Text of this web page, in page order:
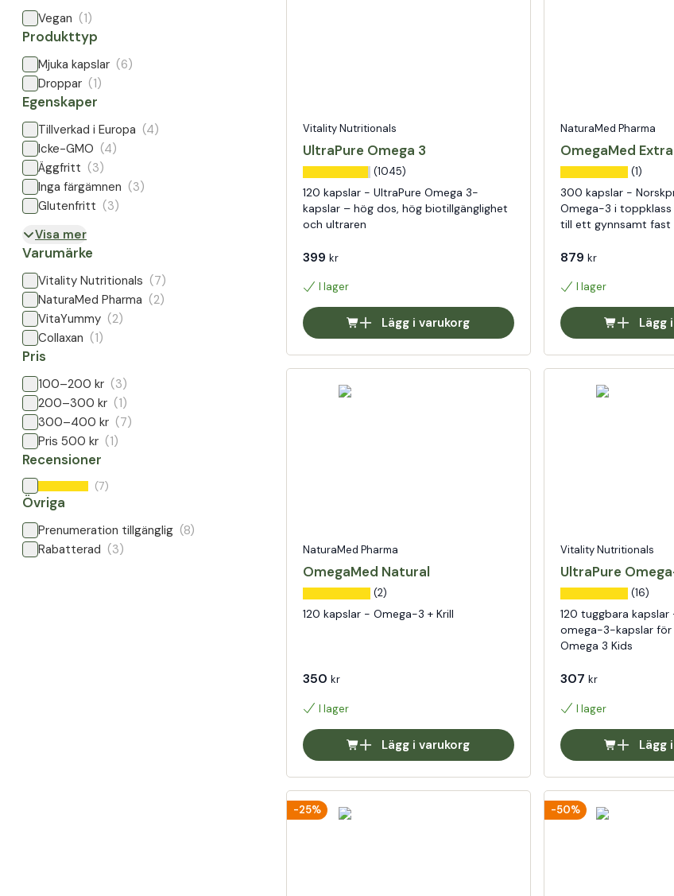
Vegan (1)
Produkttyp
Mjuka kapslar (6)
Droppar (1)
Egenskaper
Tillverkad i Europa (4)
Icke-GMO (4)
Äggfritt (3)
Inga färgämnen (3)
Glutenfritt (3)
Visa mer
Varumärke
Vitality Nutritionals (7)
NaturaMed Pharma (2)
VitaYummy (2)
Collaxan (1)
Pris
100–200 kr (3)
200–300 kr (1)
300–400 kr (7)
Pris 500 kr (1)
Recensioner
(7)
Övriga
Prenumeration tillgänglig (8)
Rabatterad (3)
Vitality Nutritionals
UltraPure Omega 3
(1045)
120 kapslar - UltraPure Omega 3-
kapslar – hög dos, hög biotillgänglighet
och ultraren
399 kr
I lager
Lägg i varukorg
NaturaMed Pharma
OmegaMed Extra
(1)
300 kapslar -
Omega-3 i toppklass
till ett gynnsamt fast
879 kr
I lager
Lägg
NaturaMed Pharma
OmegaMed Natural
(2)
120 kapslar - Omega-3 + Krill
350 kr
I lager
Lägg i varukorg
Vitality Nutritionals
UltraPure
(16)
120 tuggbara kapslar
omega-3-kapslar för
Omega 3 Kids
307 kr
I lager
Lägg
-25% -50%